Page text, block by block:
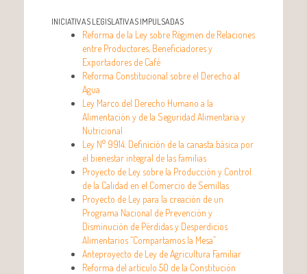
INICIATIVAS LEGISLATIVAS IMPULSADAS
Reforma de la Ley sobre Régimen de Relaciones
entre Productores, Beneficiadores y
Exportadores de Café
Reforma Constitucional sobre el Derecho al
Agua
Ley Marco del Derecho Humano a la
Alimentación y de la Seguridad Alimentaria y
Nutricional
Ley N° 9914. Definición de la canasta básica por
el bienestar integral de las familias
Proyecto de Ley sobre la Producción y Control
de la Calidad en el Comercio de Semillas
Proyecto de Ley para la creación de un
Programa Nacional de Prevención y
Disminución de Pérdidas y Desperdicios
Alimentarios “Compartamos la Mesa”
Anteproyecto de Ley de Agricultura Familiar
Reforma del artículo 50 de la Constitución